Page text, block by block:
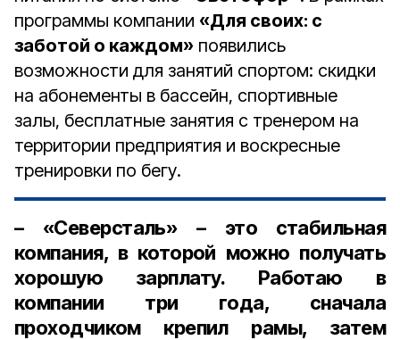
программы компании «Для своих: с
заботой о каждом» появились
возможности для занятий спортом: скидки
на абонементы в бассейн, спортивные
залы, бесплатные занятия с тренером на
территории предприятия и воскресные
тренировки по бегу.
– «Северсталь» – это стабильная
компания, в которой можно получать
хорошую зарплату. Работаю в
компании три года, сначала
проходчиком крепил рамы, затем